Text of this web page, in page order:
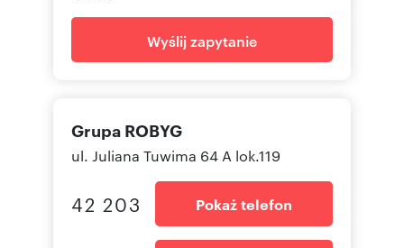
Wyślij zapytanie
Grupa ROBYG
ul. Juliana Tuwima 64 A lok.119
42 203 Pokaż telefon